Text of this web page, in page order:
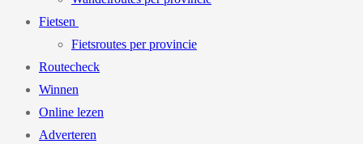
Fietsen
Fietsroutes per provincie
Routecheck
Winnen
Online lezen
Adverteren